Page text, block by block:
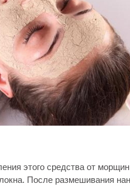
этого средства от
После размешивания